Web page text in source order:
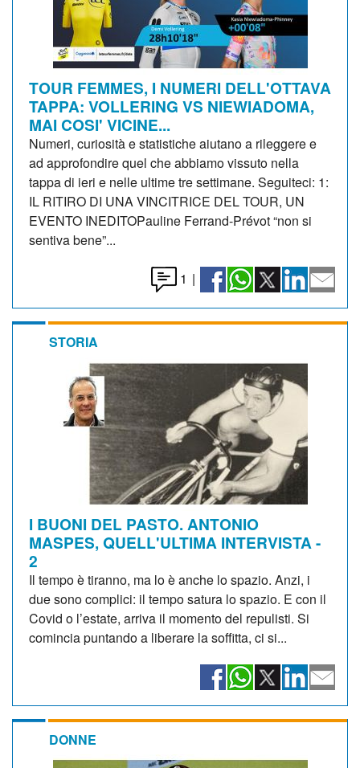
TOUR FEMMES, I NUMERI DELL'OTTAVA
TAPPA: VOLLERING VS NIEWIADOMA,
MAI COSI' VICINE...
Numeri, curiosità e statistiche aiutano a rileggere e
ad approfondire quel che abbiamo vissuto nella
tappa di ieri e nelle ultime tre settimane. Seguiteci: 1:
IL RITIRO DI UNA VINCITRICE DEL TOUR, UN
EVENTO INEDITOPauline Ferrand-Prévot “non si
sentiva bene”...
1 |
STORIA
I BUONI DEL PASTO. ANTONIO
MASPES, QUELL'ULTIMA INTERVISTA -
2
Il tempo è tiranno, ma lo è anche lo spazio. Anzi, i
due sono complici: il tempo satura lo spazio. E con il
Covid o l’estate, arriva il momento del repulisti. Si
comincia puntando a liberare la soffitta, ci si...
DONNE